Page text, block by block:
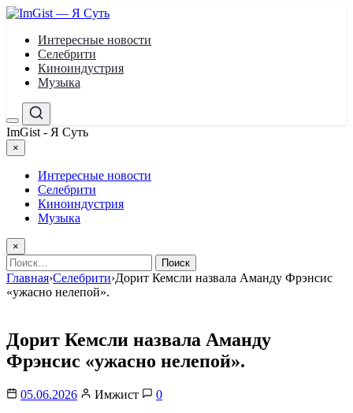
Перейти
содержимому
Интересные новости
Селебрити
Киноиндустрия
Музыка
МенюПоиск
ImGist - Я Суть
×
Закрыть
менюИнтересные новости
Селебрити
Киноиндустрия
Музыка
×
Найти:
Главная›Селебрити›Дорит Кемсли назвала Аманду Фрэнсис
«ужасно нелепой».
Дорит Кемсли назвала Аманду
Фрэнсис «ужасно нелепой».
05.06.2026 Имжист
0